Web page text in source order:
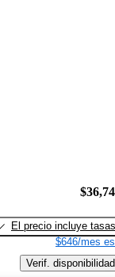
El precio incluye tasas
$646/mes
Verif. disponibilidad